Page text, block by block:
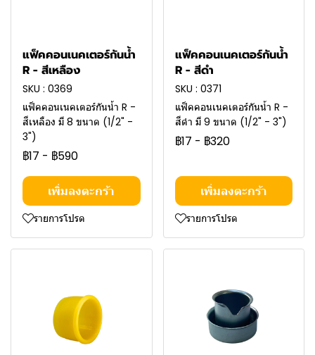
แฟ็คคอนเนคเตอร์กันน้ำ
R - สีเหลือง
SKU : 0369
แฟ็คคอนเนคเตอร์กันน้ำ R -
สีเหลือง มี 8 ขนาด (1/2" -
3")
฿17 - ฿590
เพิ่มลงตะกร้า
รายการโปรด
แฟ็คคอนเนคเตอร์กันน้ำ
R - สีดำ
SKU : 0371
แฟ็คคอนเนคเตอร์กันน้ำ R -
สีดำ มี 9 ขนาด (1/2" - 3")
฿17 - ฿320
เพิ่มลงตะกร้า
รายการโปรด